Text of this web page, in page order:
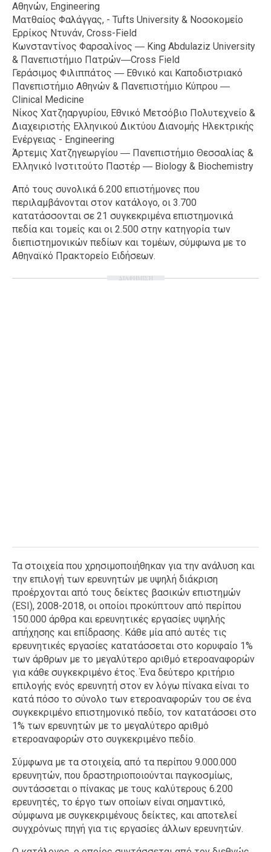
Αθηνών, Εngineering
Ματθαίος Φαλάγγας, - Tufts University & Νοσοκομείο
Ερρίκος Ντυνάν, Cross-Field
Κωνσταντίνος Φαρσαλίνος ― King Abdulaziz University
& Πανεπιστήμιο Πατρών―Cross Field
Γεράσιμος Φιλιππάτος ― Εθνικό και Καποδιστριακό
Πανεπιστήμιο Αθηνών & Πανεπιστήμιο Κύπρου ―
Clinical Medicine
Νίκος Χατζηαργυρίου, Εθνικό Μετσόβιο Πολυτεχνείο &
Διαχειριστής Ελληνικού Δικτύου Διανομής Ηλεκτρικής
Ενέργειας - Engineering
Άρτεμις Χατζηγεωργίου ― Πανεπιστήμιο Θεσσαλίας &
Ελληνικό Ινστιτούτο Παστέρ ― Biology & Biochemistry
Από τους συνολικά 6.200 επιστήμονες που
περιλαμβάνονται στον κατάλογο, οι 3.700
κατατάσσονται σε 21 συγκεκριμένα επιστημονικά
πεδία και τομείς και οι 2.500 στην κατηγορία των
διεπιστημονικών πεδίων και τομέων, σύμφωνα με το
Αθηναϊκό Πρακτορείο Ειδήσεων.
ΔΙΑΦΗΜΙΣΗ
Τα στοιχεία που χρησιμοποιήθηκαν για την ανάλυση και
την επιλογή των ερευνητών με υψηλή διάκριση
προέρχονται από τους δείκτες βασικών επιστημών
(ESI), 2008-2018, οι οποίοι προκύπτουν από περίπου
150.000 άρθρα και ερευνητικές εργασίες υψηλής
απήχησης και επίδρασης. Κάθε μία από αυτές τις
ερευνητικές εργασίες κατατάσσεται στο κορυφαίο 1%
των άρθρων με το μεγαλύτερο αριθμό ετεροαναφορών
για κάθε συγκεκριμένο έτος. Ένα δεύτερο κριτήριο
επιλογής ενός ερευνητή στον εν λόγω πίνακα είναι το
κατά πόσο το σύνολο των ετεροαναφορών του σε ένα
συγκεκριμένο επιστημονικό πεδίο, τον κατατάσσει στο
1% των ερευνητών με το μεγαλύτερο αριθμό
ετεροαναφορών στο συγκεκριμένο πεδίο.
Σύμφωνα με τα στοιχεία, από τα περίπου 9.000.000
ερευνητών, που δραστηριοποιούνται παγκοσμίως,
συντάσσεται ο πίνακας με τους καλύτερους 6.200
ερευνητές, το έργο των οποίων είναι σημαντικό,
σύμφωνα με συγκεκριμένους δείκτες, και αποτελεί
συγχρόνως πηγή για τις εργασίες άλλων ερευνητών.